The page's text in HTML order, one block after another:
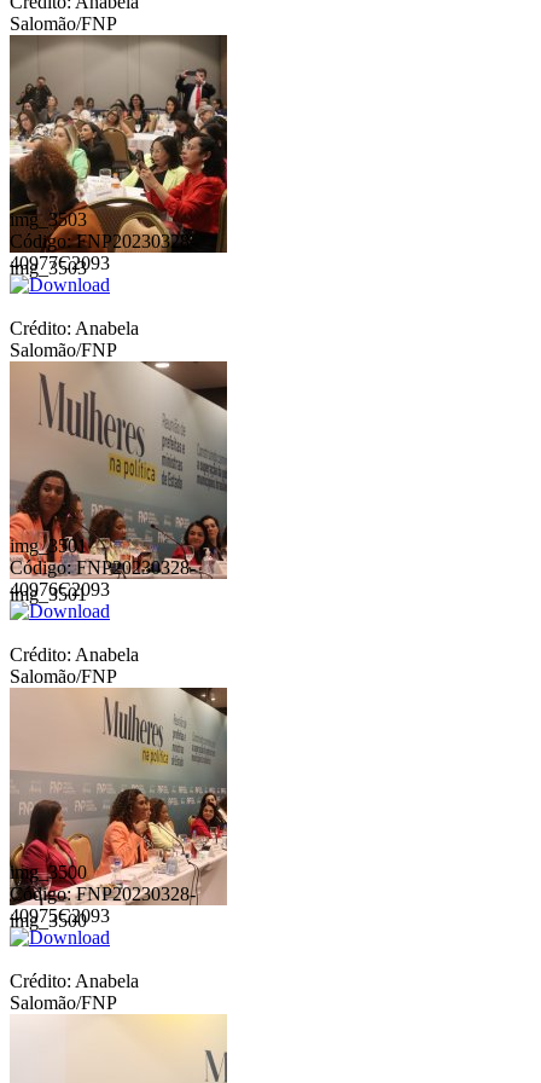
Salomão/FNP
img_3503
img_3503
Código: FNP20230328-
40977C2093
Crédito: Anabela
Salomão/FNP
img_3501
img_3501
Código: FNP20230328-
40976C2093
Crédito: Anabela
Salomão/FNP
img_3500
img_3500
Código: FNP20230328-
40975C2093
Crédito: Anabela
Salomão/FNP